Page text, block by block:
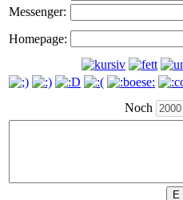
Messenger:
Homepage:
Noch